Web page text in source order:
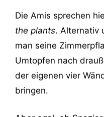
Die Amis sprechen
the plants. Alternativ
man seine
Umtopfen nach
der eigenen vier
bringen.